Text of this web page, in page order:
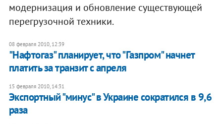
модернизация и обновление существующей
перегрузочной техники.
08 февраля 2010, 12:39
"Нафтогаз" планирует, что "Газпром" начнет
платить за транзит с апреля
15 февраля 2010, 14:31
Экспортный "минус" в Украине сократился в 9,6
раза